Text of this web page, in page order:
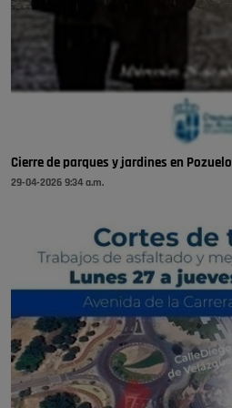
Cierre de parques y jardines en Pozuelo
29-04-2026 9:34 a.m.